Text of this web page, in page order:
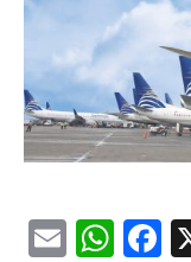
Email